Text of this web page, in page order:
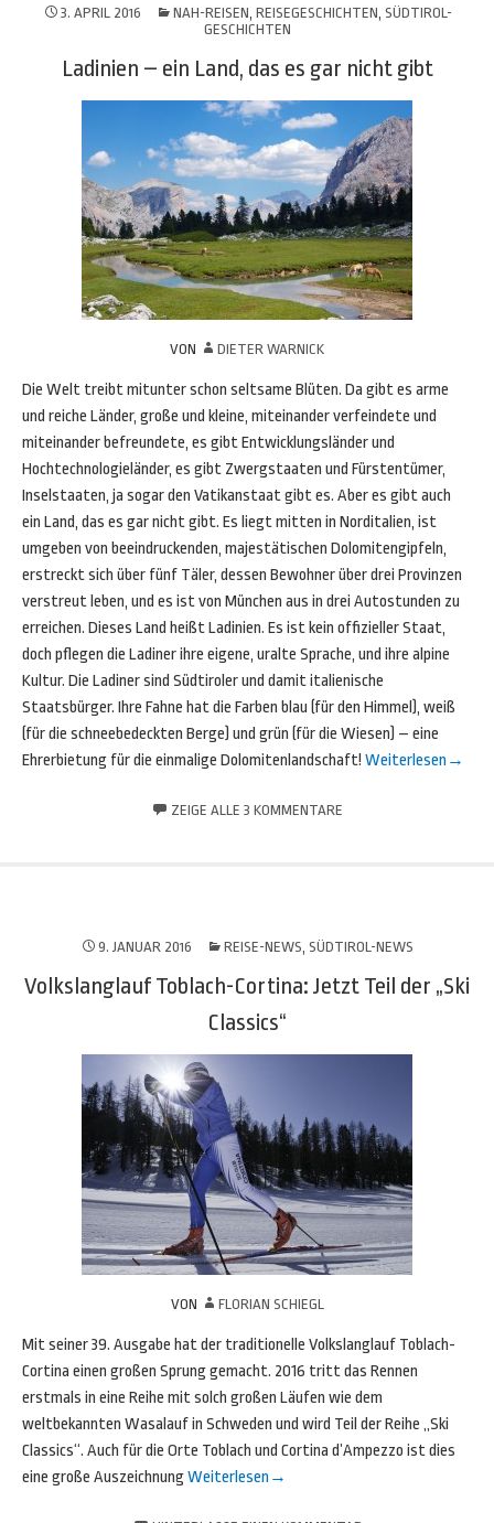
3. APRIL 2016 NAH-REISEN, REISEGESCHICHTEN, SÜDTIROL-
GESCHICHTEN
Ladinien – ein Land, das es gar nicht gibt
VON DIETER WARNICK
Die Welt treibt mitunter schon seltsame Blüten. Da gibt es arme
und reiche Länder, große und kleine, miteinander verfeindete und
miteinander befreundete, es gibt Entwicklungsländer und
Hochtechnologieländer, es gibt Zwergstaaten und Fürstentümer,
Inselstaaten, ja sogar den Vatikanstaat gibt es. Aber es gibt auch
ein Land, das es gar nicht gibt. Es liegt mitten in Norditalien, ist
umgeben von beeindruckenden, majestätischen Dolomitengipfeln,
erstreckt sich über fünf Täler, dessen Bewohner über drei Provinzen
verstreut leben, und es ist von München aus in drei Autostunden zu
erreichen. Dieses Land heißt Ladinien. Es ist kein offizieller Staat,
doch pflegen die Ladiner ihre eigene, uralte Sprache, und ihre alpine
Kultur. Die Ladiner sind Südtiroler und damit italienische
Staatsbürger. Ihre Fahne hat die Farben blau (für den Himmel), weiß
(für die schneebedeckten Berge) und grün (für die Wiesen) – eine
Ehrerbietung für die einmalige Dolomitenlandschaft! Weiterlesen →
ZEIGE ALLE 3 KOMMENTARE
9. JANUAR 2016 REISE-NEWS, SÜDTIROL-NEWS
Volkslanglauf Toblach-Cortina: Jetzt Teil der „Ski
Classics“
VON FLORIAN SCHIEGL
Mit seiner 39. Ausgabe hat der traditionelle Volkslanglauf Toblach-
Cortina einen großen Sprung gemacht. 2016 tritt das Rennen
erstmals in eine Reihe mit solch großen Läufen wie dem
weltbekannten Wasalauf in Schweden und wird Teil der Reihe „Ski
Classics“. Auch für die Orte Toblach und Cortina d’Ampezzo ist dies
eine große AuszeichnungWeiterlesen →